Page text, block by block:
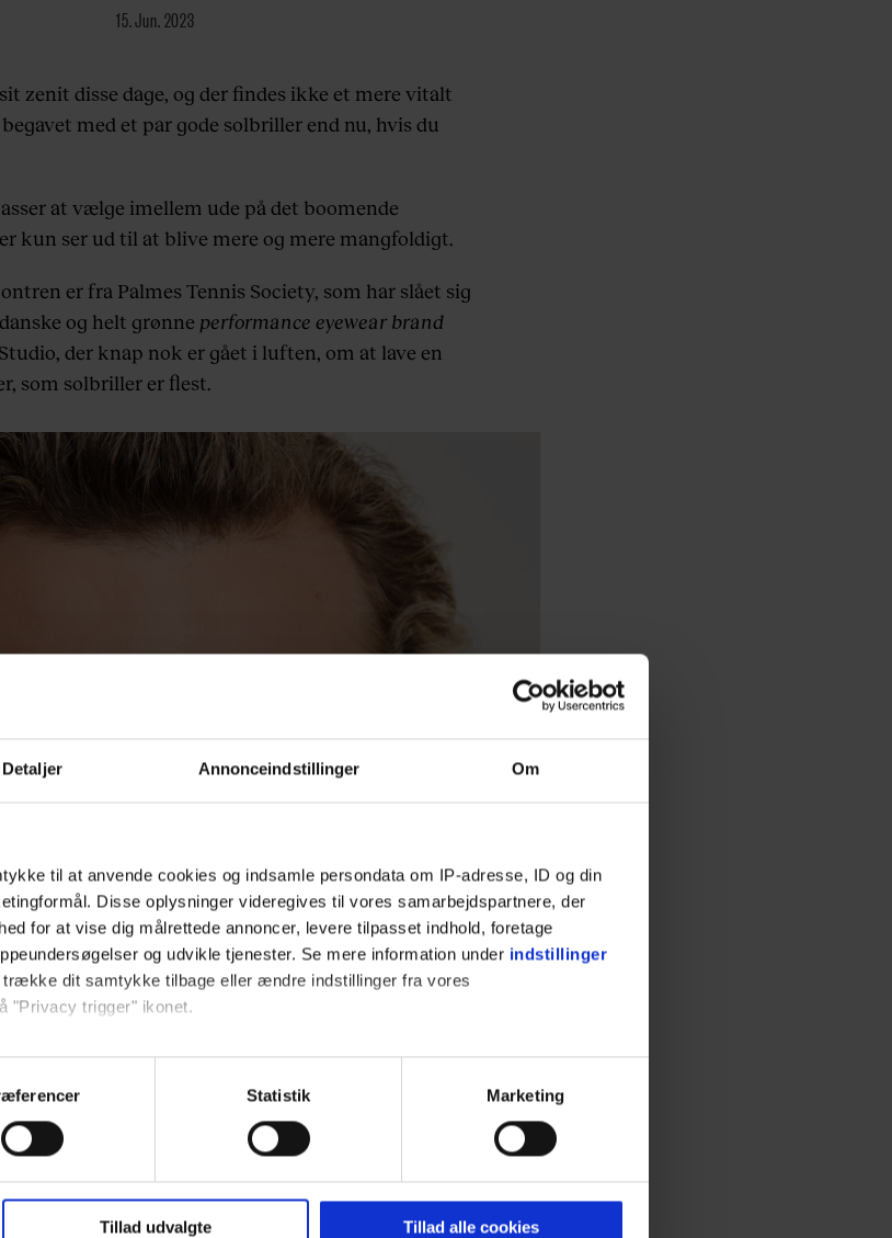
Detaljer Annonceindstillinger Om
til at anvende cookies og indsamle persondata om IP-adresse, ID og din
Disse oplysninger videregives til vores samarbejdspartnere, der
for at vise dig målrettede annoncer, levere tilpasset indhold, foretage
og udvikle tjenester. Se mere information under indstillinger
dit samtykke tilbage eller ændre indstillinger fra vores
"Privacy trigger" ikonet.
data for at kunne levere og finansiere relevant journalistisk indhold til dig.
på sociale medier og til at vise dig funktioner i forbindelse med
Statistik Marketing
Tillad udvalgte Tillad alle cookies
15. Jun. 2023
zenit disse dage, og der findes ikke et mere vitalt
med et par gode solbriller end nu, hvis du
at vælge imellem ude på det boomende
kun ser ud til at blive mere og mere mangfoldigt.
er fra Palmes Tennis Society, som har slået sig
og helt grønne performance eyewear brand
der knap nok er gået i luften, om at lave en
som solbriller er flest.